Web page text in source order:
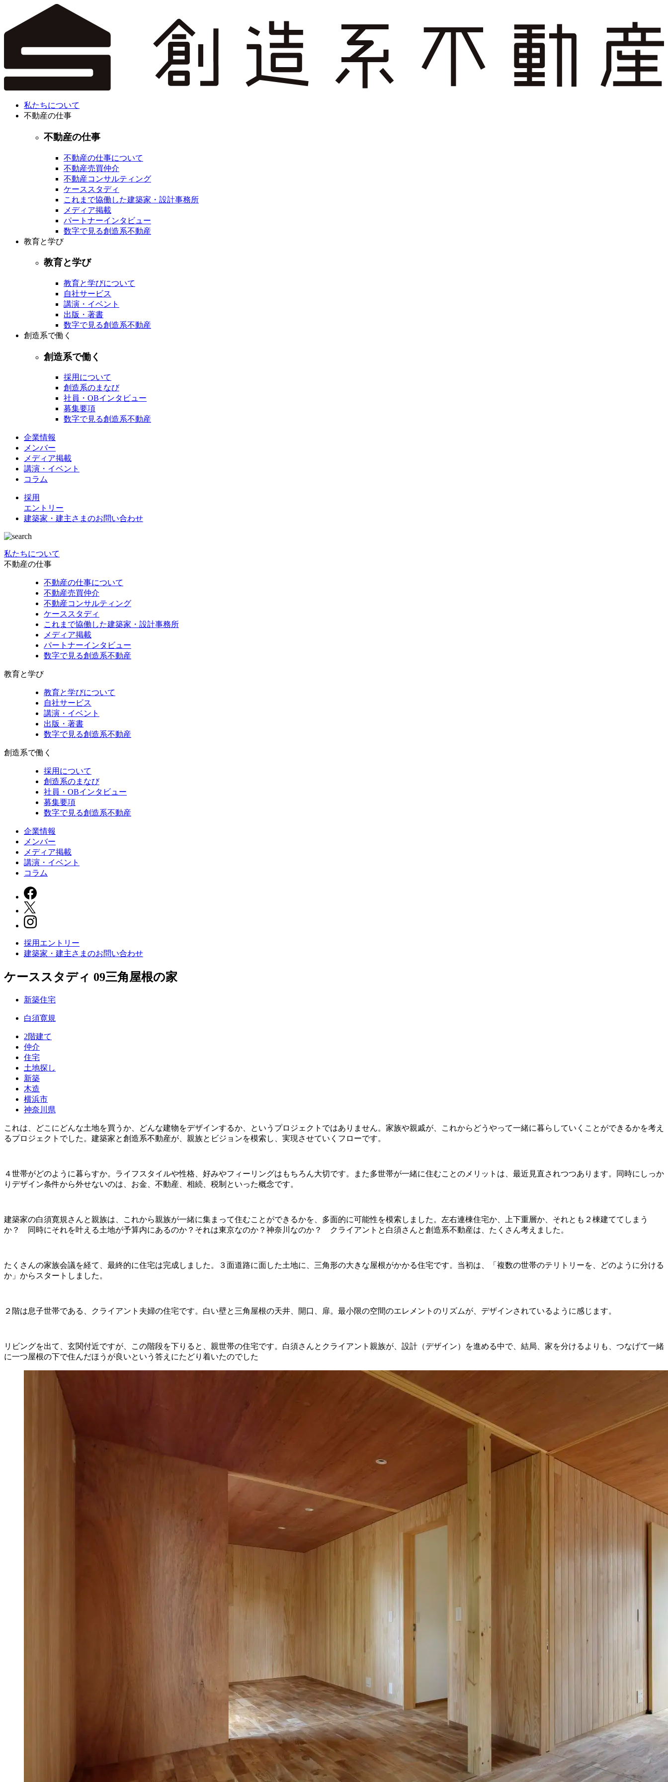
私たちについて
不動産の仕事
不動産の仕事
不動産の仕事について
不動産売買仲介
不動産コンサルティング
ケーススタディ
これまで協働した建築家・設計事務所
メディア掲載
パートナーインタビュー
数字で見る創造系不動産
教育と学び
教育と学び
教育と学びについて
自社サービス
講演・イベント
出版・著書
数字で見る創造系不動産
創造系で働く
創造系で働く
採用について
創造系のまなび
社員・OBインタビュー
募集要項
数字で見る創造系不動産
企業情報
メンバー
メディア掲載
講演・イベント
コラム
採用
エントリー
建築家・建主さまのお問い合わせ
私たちについて
不動産の仕事
不動産の仕事について
不動産売買仲介
不動産コンサルティング
ケーススタディ
これまで協働した建築家・設計事務所
メディア掲載
パートナーインタビュー
数字で見る創造系不動産
教育と学び
教育と学びについて
自社サービス
講演・イベント
出版・著書
数字で見る創造系不動産
創造系で働く
採用について
創造系のまなび
社員・OBインタビュー
募集要項
数字で見る創造系不動産
企業情報
メンバー
メディア掲載
講演・イベント
コラム
採用エントリー
建築家・建主さまのお問い合わせ
ケーススタディ 09三角屋根の家
新築住宅
白須寛規
2階建て
仲介
住宅
土地探し
新築
木造
横浜市
神奈川県
これは、どこにどんな土地を買うか、どんな建物をデザインするか、というプロジェクトではありません。家族や親戚が、これからどうやって一緒に暮らしていくことができるかを考え
るプロジェクトでした。建築家と創造系不動産が、親族とビジョンを模索し、実現させていくフローです。
４世帯がどのように暮らすか。ライフスタイルや性格、好みやフィーリングはもちろん大切です。また多世帯が一緒に住むことのメリットは、最近見直されつつあります。同時にしっか
りデザイン条件から外せないのは、お金、不動産、相続、税制といった概念です。
建築家の白須寛規さんと親族は、これから親族が一緒に集まって住むことができるかを、多面的に可能性を模索しました。左右連棟住宅か、上下重層か、それとも２棟建ててしまう
か？ 同時にそれを叶える土地が予算内にあるのか？それは東京なのか？神奈川なのか？ クライアントと白須さんと創造系不動産は、たくさん考えました。
たくさんの家族会議を経て、最終的に住宅は完成しました。３面道路に面した土地に、三角形の大きな屋根がかかる住宅です。当初は、「複数の世帯のテリトリーを、どのように分ける
か」からスタートしました。
２階は息子世帯である、クライアント夫婦の住宅です。白い壁と三角屋根の天井、開口、扉。最小限の空間のエレメントのリズムが、デザインされているように感じます。
リビングを出て、玄関付近ですが、この階段を下りると、親世帯の住宅です。白須さんとクライアント親族が、設計（デザイン）を進める中で、結局、家を分けるよりも、つなげて一緒
に一つ屋根の下で住んだほうが良いという答えにたどり着いたのでした